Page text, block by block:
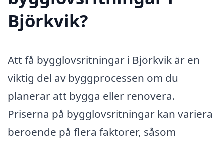
Björkvik?
Att få bygglovsritningar i Björkvik är en
viktig del av byggprocessen om du
planerar att bygga eller renovera.
Priserna på bygglovsritningar kan variera
beroende på flera faktorer, såsom